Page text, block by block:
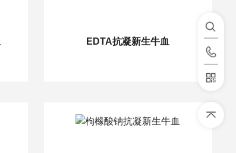
EDTA抗凝新生牛血